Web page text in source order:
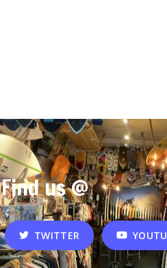
Find us @
TWITTER